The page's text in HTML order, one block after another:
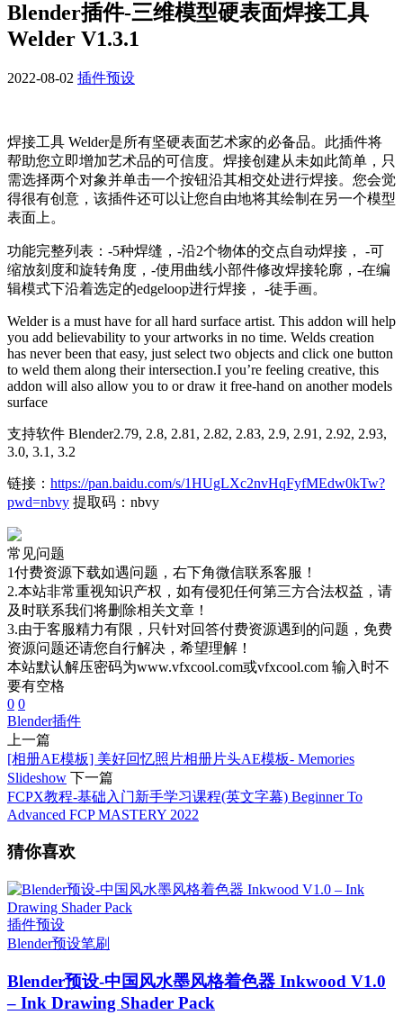
Blender插件-三维模型硬表面焊接工具
Welder V1.3.1
2022-08-02 插件预设
焊接工具 Welder是所有坚硬表面艺术家的必备品。此插件将
帮助您立即增加艺术品的可信度。焊接创建从未如此简单，只
需选择两个对象并单击一个按钮沿其相交处进行焊接。您会觉
得很有创意，该插件还可以让您自由地将其绘制在另一个模型
表面上。
功能完整列表：-5种焊缝，-沿2个物体的交点自动焊接， -可
缩放刻度和旋转角度，-使用曲线小部件修改焊接轮廓，-在编
辑模式下沿着选定的edgeloop进行焊接， -徒手画。
Welder is a must have for all hard surface artist. This addon will help
you add believability to your artworks in no time. Welds creation
has never been that easy, just select two objects and click one button
to weld them along their intersection.I you’re feeling creative, this
addon will also allow you to or draw it free-hand on another models
surface
支持软件 Blender2.79, 2.8, 2.81, 2.82, 2.83, 2.9, 2.91, 2.92, 2.93,
3.0, 3.1, 3.2
链接： https://pan.baidu.com/s/1HUgLXc2nvHqFyfMEdw0kTw?
pwd=nbvy 提取码：nbvy
常见问题
1付费资源下载如遇问题，右下角微信联系客服！
2.本站非常重视知识产权，如有侵犯任何第三方合法权益，请
及时联系我们将删除相关文章！
3.由于客服精力有限，只针对回答付费资源遇到的问题，免费
资源问题还请您自行解决，希望理解！
本站默认解压密码为www.vfxcool.com或vfxcool.com 输入时不
要有空格
0 0
Blender插件
上一篇
[相册AE模板] 美好回忆照片相册片头AE模板- Memories
Slideshow 下一篇
FCPX教程-基础入门新手学习课程(英文字幕) Beginner To
Advanced FCP MASTERY 2022
猜你喜欢
插件预设
Blender预设笔刷
Blender预设-中国风水墨风格着色器 Inkwood V1.0
– Ink Drawing Shader Pack